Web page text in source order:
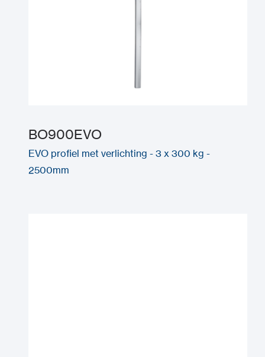
BO900EVO
EVO profiel met verlichting - 3 x 300 kg -
2500mm